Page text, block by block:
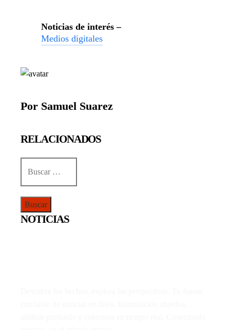
Noticias de interés –
Medios digitales
Por Samuel Suarez
RELACIONADOS
NOTICIAS